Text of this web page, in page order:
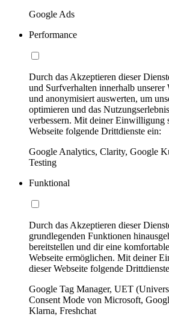
Google Ads
Performance
Durch das Akzeptieren dieser
und Surfverhalten innerhalb unserer
und anonymisiert auswerten, um
optimieren und das
verbessern. Mit deiner Einwilligung
Webseite folgende Drittdienste ein:
Google Analytics, Clarity, Google
Testing
Funktional
Durch das Akzeptieren dieser
grundlegenden Funktionen
bereitstellen und dir eine
Webseite ermöglichen. Mit deiner
dieser Webseite folgende
Google Tag Manager, UET
Consent Mode von Microsoft,
Klarna, Freshchat